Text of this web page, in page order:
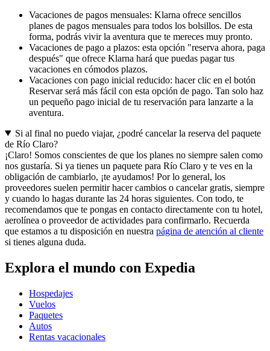
Vacaciones de pagos mensuales: Klarna ofrece sencillos
planes de pagos mensuales para todos los bolsillos. De esta
forma, podrás vivir la aventura que te mereces muy pronto.
Vacaciones de pago a plazos: esta opción "reserva ahora, paga
después" que ofrece Klarna hará que puedas pagar tus
vacaciones en cómodos plazos.
Vacaciones con pago inicial reducido: hacer clic en el botón
Reservar será más fácil con esta opción de pago. Tan solo haz
un pequeño pago inicial de tu reservación para lanzarte a la
aventura.
Si al final no puedo viajar, ¿podré cancelar la reserva del paquete
de Río Claro?
¡Claro! Somos conscientes de que los planes no siempre salen como
nos gustaría. Si ya tienes un paquete para Río Claro y te ves en la
obligación de cambiarlo, ¡te ayudamos! Por lo general, los
proveedores suelen permitir hacer cambios o cancelar gratis, siempre
y cuando lo hagas durante las 24 horas siguientes. Con todo, te
recomendamos que te pongas en contacto directamente con tu hotel,
aerolínea o proveedor de actividades para confirmarlo. Recuerda
que estamos a tu disposición en nuestra página de atención al cliente
si tienes alguna duda.
Explora el mundo con Expedia
Hospedajes
Vuelos
Paquetes
Autos
Rentas vacacionales